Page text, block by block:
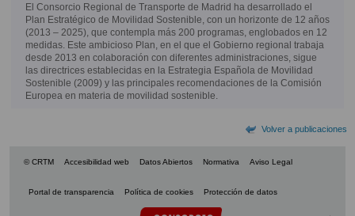
El Consorcio Regional de Transporte de Madrid ha desarrollado el
Plan Estratégico de Movilidad Sostenible, con un horizonte de 12 años
(2013 – 2025), que contempla más 200 programas, englobados en 12
medidas. Este ambicioso Plan, en el que el Gobierno regional trabaja
desde 2013 en colaboración con diferentes administraciones, sigue
las directrices establecidas en la Estrategia Española de Movilidad
Sostenible (2009) y las principales recomendaciones de la Comisión
Europea en materia de movilidad sostenible.
Volver a publicaciones
© CRTM Accesibilidad web Datos Abiertos Normativa Aviso Legal
Portal de transparencia Política de cookies Protección de datos